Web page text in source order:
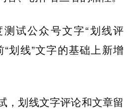
试公众号文字“划线评
划线”文字的基础上新增
，划线文字评论和文章留